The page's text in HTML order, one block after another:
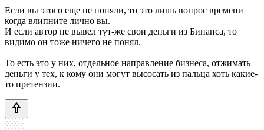
Если вы этого еще не поняли, то это лишь вопрос времени
когда влипните лично вы.
И если автор не вывел тут-же свои деньги из Бинанса, то
видимо он тоже ничего не понял.
То есть это у них, отдельное направление бизнеса, отжимать
деньги у тех, к кому они могут высосать из пальца хоть какие-
то претензии.